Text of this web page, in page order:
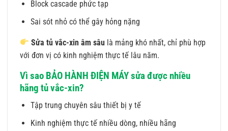
Block cascade phức tạp
Sai sót nhỏ có thể gây hỏng nặng
Sửa tủ vắc-xin âm sâu là mảng khó nhất, chỉ phù hợp
với đơn vị có kinh nghiệm thực tế lâu năm.
Vì sao BẢO HÀNH ĐIỆN MÁY sửa được nhiều
hãng tủ vắc-xin?
Tập trung chuyên sâu thiết bị y tế
Kinh nghiệm thực tế nhiều dòng, nhiều hãng